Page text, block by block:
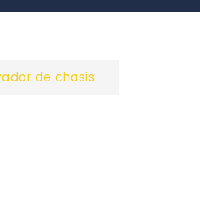
de chasis